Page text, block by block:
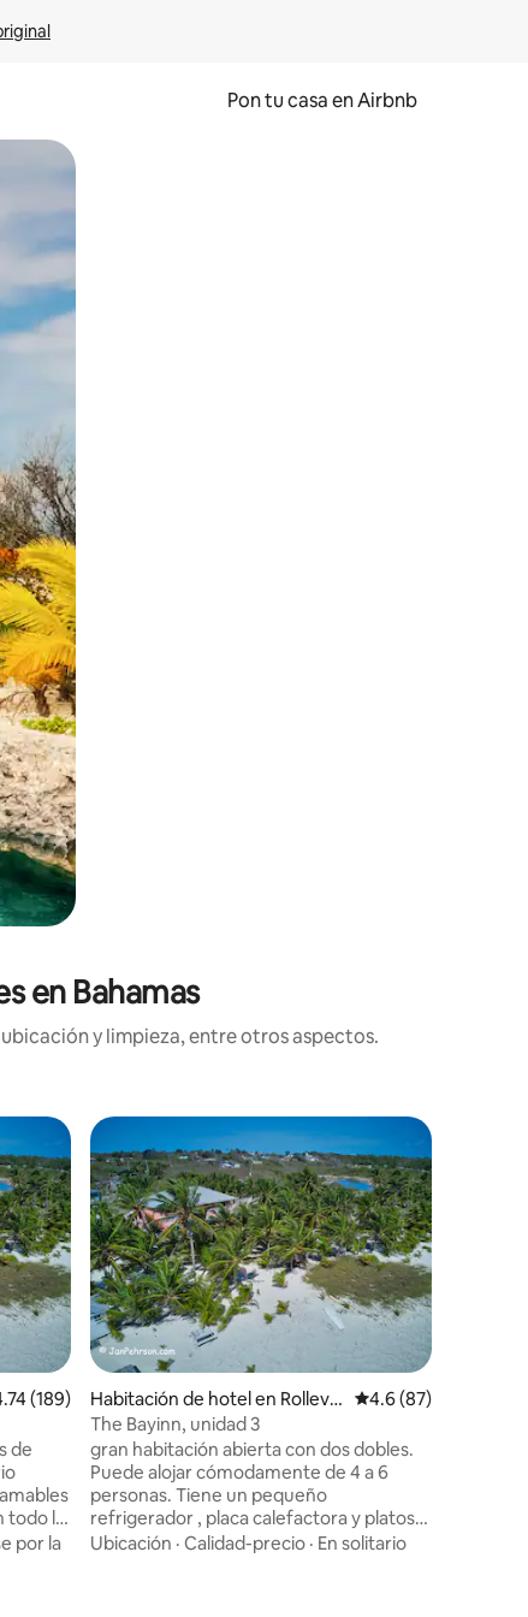
Pon tu casa en Airbnb
desliza el dedo.
en Bahamas
y limpieza, entre otros aspectos.
promedio: 4.74 de 5, 189 reseñas
(189)
de
todo lo
por la
Habitación de hotel en Rollevill
e
Calificación
4.6 (87)
The Bayinn, unidad 3
gran habitación abierta con dos dobles.
Puede alojar cómodamente de 4 a 6
personas. Tiene un pequeño
refrigerador , placa calefactora y platos
También ofrecemos excursiones en
Ubicación · Calidad-precio · En solitario